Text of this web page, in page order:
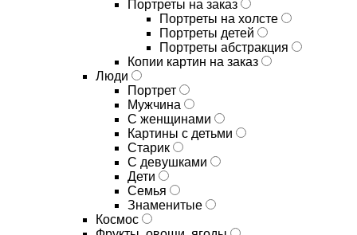
Портреты на заказ
Портреты на холсте
Портреты детей
Портреты абстракция
Копии картин на заказ
Люди
Портрет
Мужчина
С женщинами
Картины с детьми
Старик
С девушками
Дети
Семья
Знаменитые
Космос